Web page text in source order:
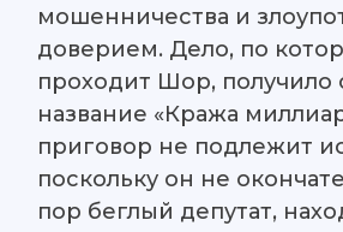
мошенничества и
доверием. Дело, по
проходит Шор,
название «Кража
приговор не подлежит
поскольку он не
пор беглый депутат,